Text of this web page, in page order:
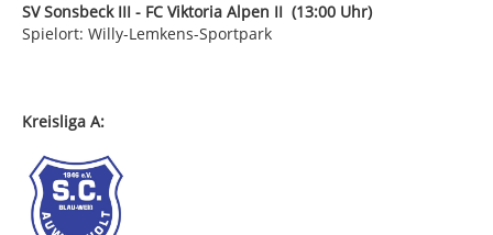
SV Sonsbeck III - FC Viktoria Alpen II (13:00 Uhr)
Spielort: Willy-Lemkens-Sportpark
Kreisliga A: